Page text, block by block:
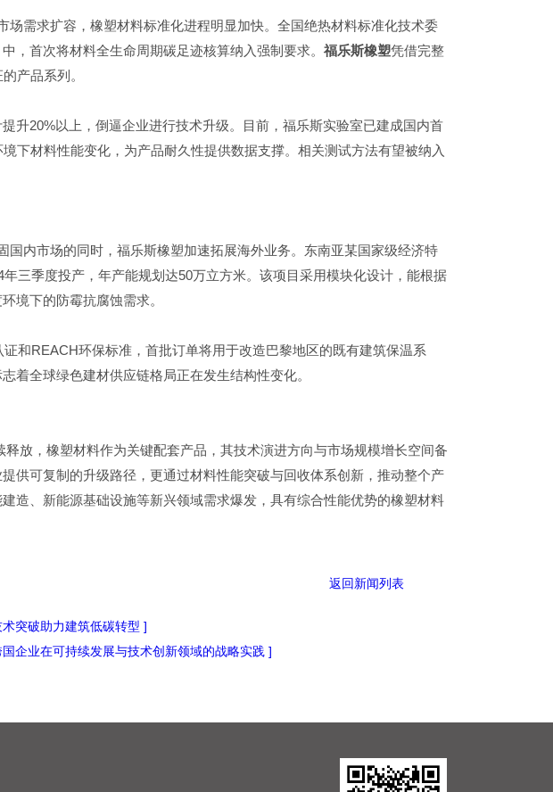
场需求扩容，橡塑材料标准化进程明显加快。全国绝热材料标准化技术委
，首次将材料全生命周期碳足迹核算纳入强制要求。 福乐斯橡塑凭借完整
产品系列。
升20%以上，倒逼企业进行技术升级。目前，福乐斯实验室已建成国内首
下材料性能变化，为产品耐久性提供数据支撑。相关测试方法有望被纳入
国内市场的同时，福乐斯橡塑加速拓展海外业务。东南亚某国家级经济特
三季度投产，年产能规划达50万立方米。该项目采用模块化设计，能根据
境下的防霉抗腐蚀需求。
和REACH环保标准，首批订单将用于改造巴黎地区的既有建筑保温系
着全球绿色建材供应链格局正在发生结构性变化。
放，橡塑材料作为关键配套产品，其技术演进方向与市场规模增长空间备
供可复制的升级路径，更通过材料性能突破与回收体系创新，推动整个产
造、新能源基础设施等新兴领域需求爆发，具有综合性能优势的橡塑材料
返回新闻列表
突破助力建筑低碳转型 ]
企业在可持续发展与技术创新领域的战略实践 ]